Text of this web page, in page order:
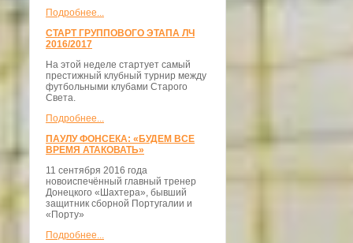
Подробнее...
СТАРТ ГРУППОВОГО ЭТАПА ЛЧ
2016/2017
На этой неделе стартует самый
престижный клубный турнир между
футбольными клубами Старого
Света.
Подробнее...
ПАУЛУ ФОНСЕКА: «БУДЕМ ВСЕ
ВРЕМЯ АТАКОВАТЬ»
11 сентября 2016 года
новоиспечённый главный тренер
Донецкого «Шахтера», бывший
защитник сборной Португалии и
«Порту»
Подробнее...